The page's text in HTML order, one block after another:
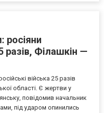
росіяни
разів, Філашкін —
війська 25 разів
області. Є жертви у
повідомив начальник
під ударом опинились